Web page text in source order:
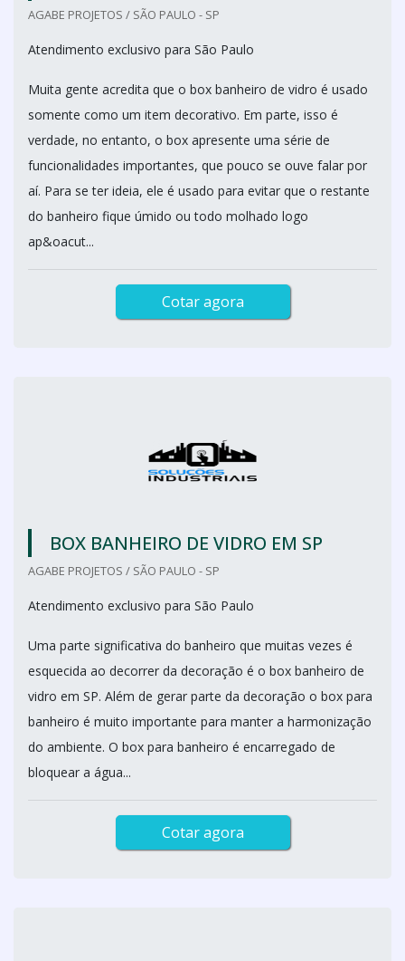
AGABE PROJETOS / SÃO PAULO - SP
Atendimento exclusivo para São Paulo
Muita gente acredita que o box banheiro de vidro é usado
somente como um item decorativo. Em parte, isso é
verdade, no entanto, o box apresente uma série de
funcionalidades importantes, que pouco se ouve falar por
aí. Para se ter ideia, ele é usado para evitar que o restante
do banheiro fique úmido ou todo molhado logo
ap&oacut...
Cotar agora
BOX BANHEIRO DE VIDRO EM SP
AGABE PROJETOS / SÃO PAULO - SP
Atendimento exclusivo para São Paulo
Uma parte significativa do banheiro que muitas vezes é
esquecida ao decorrer da decoração é o box banheiro de
vidro em SP. Além de gerar parte da decoração o box para
banheiro é muito importante para manter a harmonização
do ambiente. O box para banheiro é encarregado de
bloquear a água...
Cotar agora